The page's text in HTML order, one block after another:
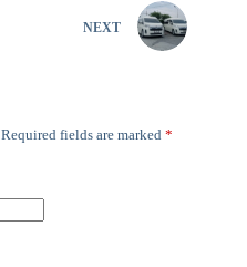
NEXT
Required fields are marked *